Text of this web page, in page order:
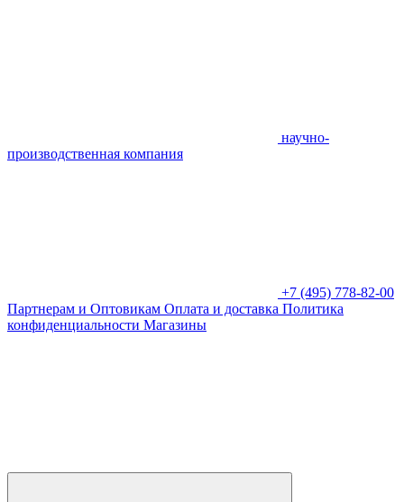
научно-
производственная компания
+7 (495) 778-82-00
Партнерам и Оптовикам Оплата и доставка Политика
конфиденциальности Магазины